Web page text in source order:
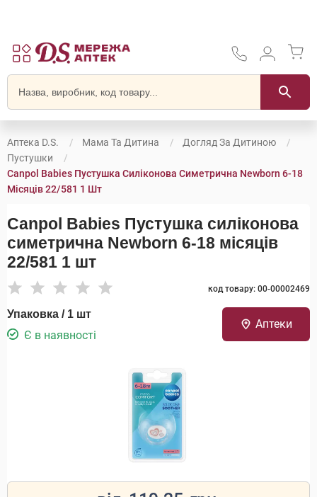
Аптека D.S. Мама Та Дитина
Догляд За Дитиною
Пустушки
Canpol Babies Пустушка Силіконова Симетрична Newborn 6-18
Місяців 22/581 1 Шт
Canpol Babies Пустушка силіконова
симетрична Newborn 6-18 місяців
22/581 1 шт
код товару: 00-00002469
Упаковка / 1 шт
Є в наявності
Аптеки